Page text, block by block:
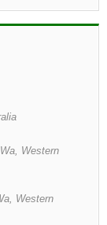
Western
Western